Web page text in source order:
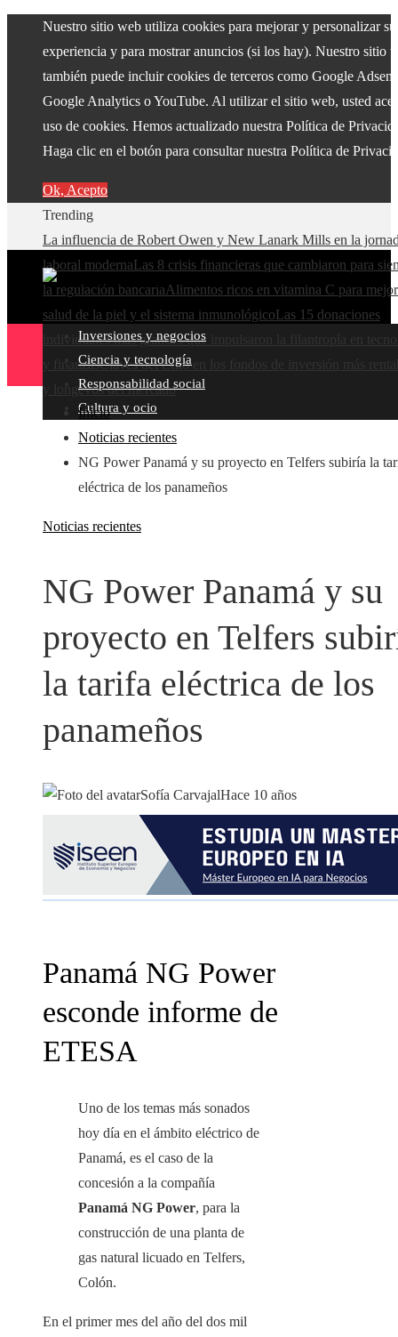
Nuestro sitio web utiliza cookies para mejorar y personalizar su
experiencia y para mostrar anuncios (si los hay). Nuestro sitio
también puede incluir cookies de terceros como Google
Google Analytics o YouTube. Al utilizar el sitio web, usted
uso de cookies. Hemos actualizado nuestra Política de
Haga clic en el botón para consultar nuestra Política de
Ok, Acepto
Trending
La influencia de Robert Owen y New Lanark Mills en la
laboral modernaLas 8 crisis financieras que cambiaron para
la regulación bancariaAlimentos ricos en vitamina C para
salud de la piel y el sistema inmunológicoLas 15 donaciones
individuales más grandes que impulsaron la filantropía en
y finanzasClaves del éxito en los fondos de inversión más
y longevos del mercado
Inversiones y negocios
Ciencia y tecnología
Responsabilidad social
Cultura y ocio
Inicio
Noticias recientes
NG Power Panamá y su proyecto en Telfers subiría la
eléctrica de los panameños
Noticias recientes
NG Power Panamá y su
proyecto en Telfers
la tarifa eléctrica de los
panameños
Sofía CarvajalHace 10 años
Panamá NG Power
esconde informe de
ETESA
Uno de los temas más sonados
hoy día en el ámbito eléctrico de
Panamá, es el caso de la
concesión a la compañía
Panamá NG Power, para la
construcción de una planta de
gas natural licuado en Telfers,
Colón.
En el primer mes del año del dos mil